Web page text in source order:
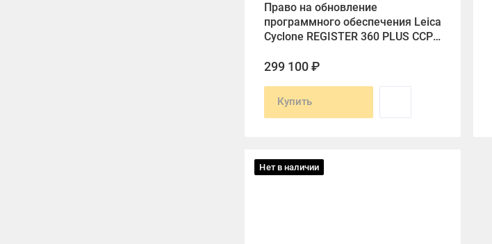
Право на обновление
программного обеспечения Leica
Cyclone REGISTER 360 PLUS CCP
299 100 ₽
Купить
Нет в наличии